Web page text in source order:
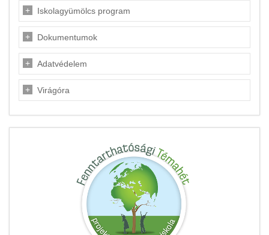
Iskolagyümölcs program
Dokumentumok
Adatvédelem
Virágóra